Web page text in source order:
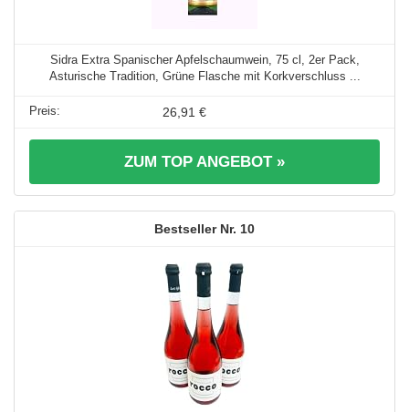
Sidra Extra Spanischer Apfelschaumwein, 75 cl, 2er Pack,
Asturische Tradition, Grüne Flasche mit Korkverschluss ...
26,91 €
ZUM TOP ANGEBOT »
10